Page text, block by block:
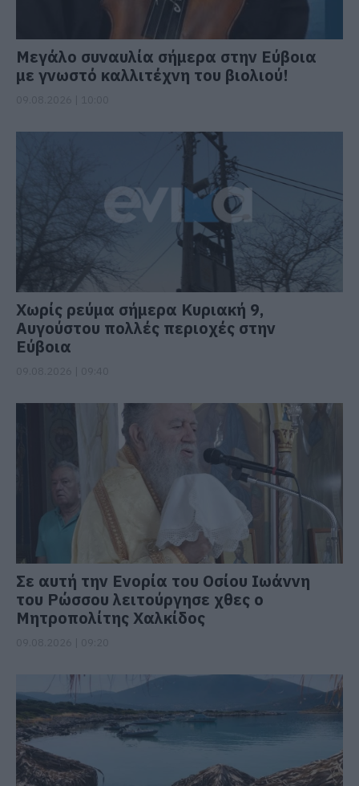
Μεγάλο συναυλία σήμερα στην Εύβοια
με γνωστό καλλιτέχνη του βιολιού!
Χωρίς ρεύμα σήμερα Κυριακή 9,
Αυγούστου πολλές περιοχές στην
Εύβοια
Σε αυτή την Ενορία του Οσίου Ιωάννη
του Ρώσσου λειτούργησε χθες ο
Μητροπολίτης Χαλκίδος